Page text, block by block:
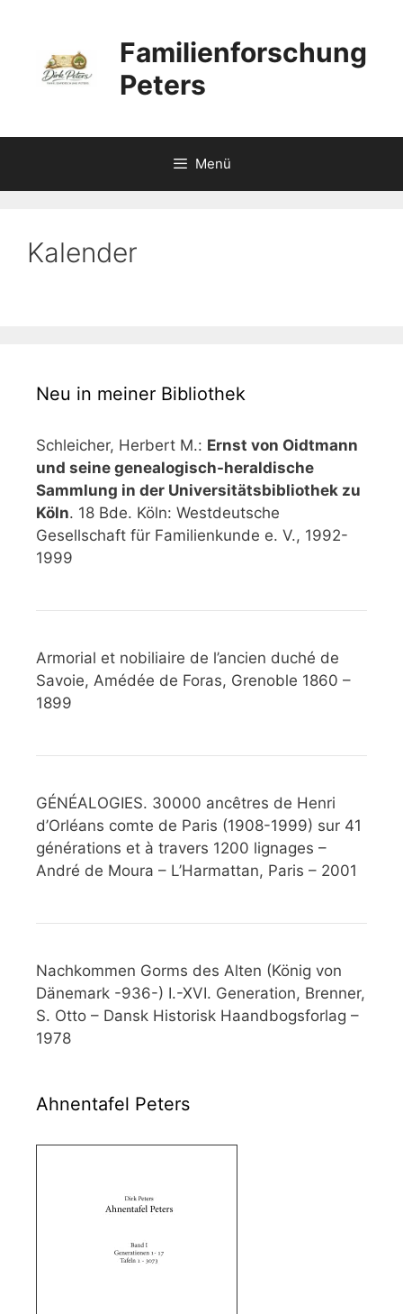
springen
Familienforschung
Peters
Menü
Kalender
Neu in meiner Bibliothek
Schleicher, Herbert M.: Ernst von Oidtmann
und seine genealogisch-heraldische
Sammlung in der Universitätsbibliothek zu
Köln. 18 Bde. Köln: Westdeutsche
Gesellschaft für Familienkunde e. V., 1992-
1999
Armorial et nobiliaire de l’ancien duché de
Savoie, Amédée de Foras, Grenoble 1860 –
1899
GÉNÉALOGIES. 30000 ancêtres de Henri
d’Orléans comte de Paris (1908-1999) sur 41
générations et à travers 1200 lignages –
André de Moura – L’Harmattan, Paris – 2001
Nachkommen Gorms des Alten (König von
Dänemark -936-) I.-XVI. Generation, Brenner,
S. Otto – Dansk Historisk Haandbogsforlag –
1978
Ahnentafel Peters